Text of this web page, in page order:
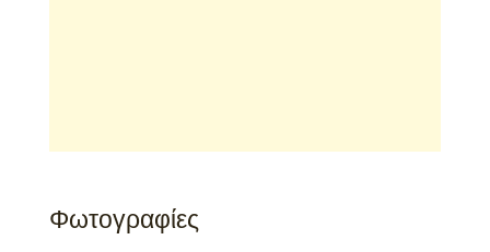
Φωτογραφίες